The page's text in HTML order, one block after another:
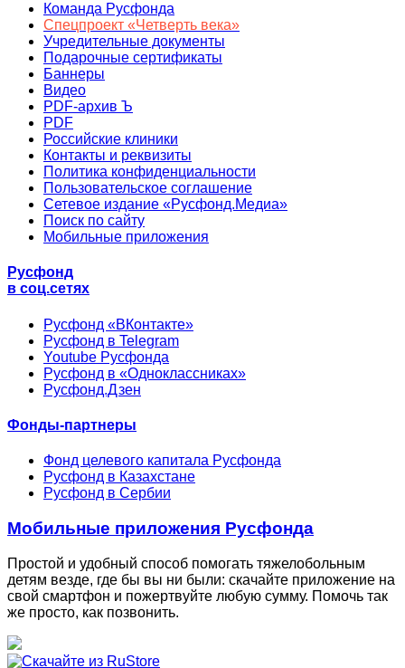
Команда Русфонда
Спецпроект «Четверть века»
Учредительные документы
Подарочные сертификаты
Баннеры
Видео
PDF-архив Ъ
PDF
Российские клиники
Контакты и реквизиты
Политика конфиденциальности
Пользовательское соглашение
Сетевое издание «Русфонд.Медиа»
Поиск по сайту
Мобильные приложения
Русфонд
в соц.сетях
Русфонд «ВКонтакте»
Русфонд в Telegram
Youtube Русфонда
Русфонд в «Одноклассниках»
Русфонд.Дзен
Фонды-партнеры
Фонд целевого капитала Русфонда
Русфонд в Казахстане
Русфонд в Сербии
Мобильные приложения Русфонда
Простой и удобный способ помогать тяжелобольным
детям везде, где бы вы ни были: скачайте приложение на
свой смартфон и пожертвуйте любую сумму. Помочь так
же просто, как позвонить.